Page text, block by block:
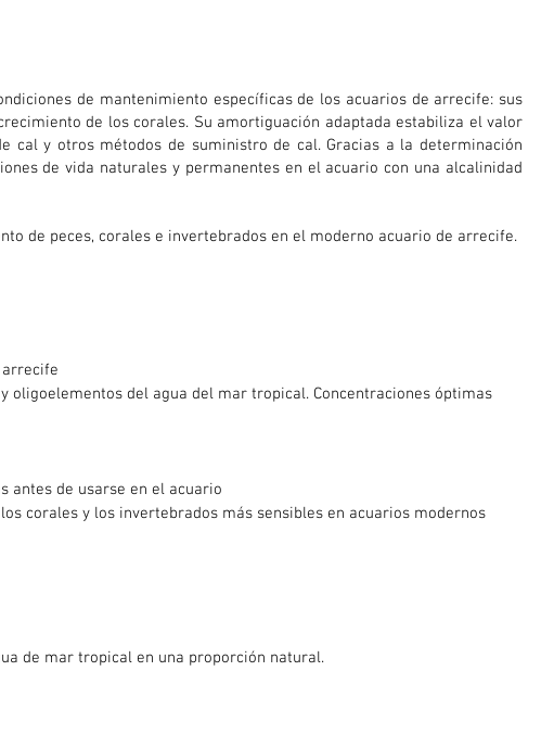
de mantenimiento específicas de los acuarios de arrecife: sus
de los corales. Su amortiguación adaptada estabiliza el valor
cal y otros métodos de suministro de cal. Gracias a la determinación
de vida naturales y permanentes en el acuario con una alcalinidad
de peces, corales e invertebrados en el moderno acuario de arrecife.
arrecife
oligoelementos del agua del mar tropical. Concentraciones óptimas
antes de usarse en el acuario
corales y los invertebrados más sensibles en acuarios modernos
de mar tropical en una proporción natural.